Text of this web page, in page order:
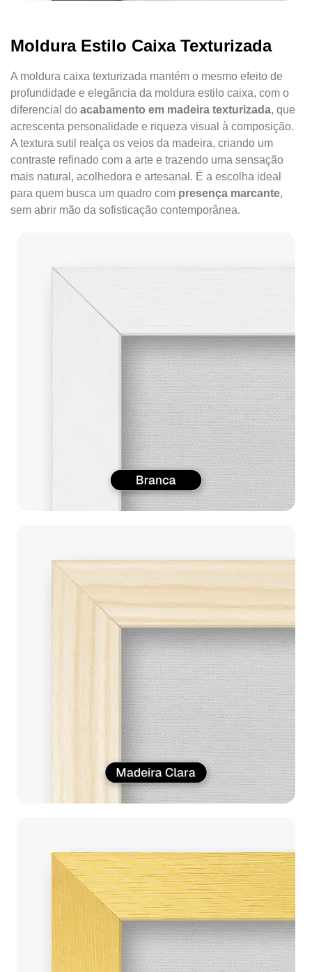
Moldura Estilo Caixa Texturizada
A moldura caixa texturizada mantém o mesmo efeito de
profundidade e elegância da moldura estilo caixa, com o
diferencial do acabamento em madeira texturizada, que
acrescenta personalidade e riqueza visual à composição.
A textura sutil realça os veios da madeira, criando um
contraste refinado com a arte e trazendo uma sensação
mais natural, acolhedora e artesanal. É a escolha ideal
para quem busca um quadro com presença marcante,
sem abrir mão da sofisticação contemporânea.